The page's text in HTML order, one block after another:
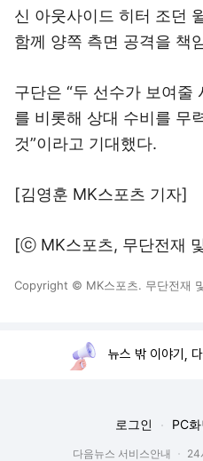
신 아웃사이드 히터 조던
함께 양쪽 측면 공격을 책
구단은 “두 선수가 보여줄
를 비롯해 상대 수비를 무
것”이라고 기대했다.
[김영훈 MK스포츠 기자]
[ⓒ MK스포츠, 무단전재
Copyright © MK스포츠. 무단전재
뉴스 밖 이야기,
로그인 PC화
다음뉴스 서비스안내 24